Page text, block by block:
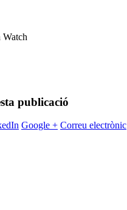
Watch
publicació
Google + Correu electrònic